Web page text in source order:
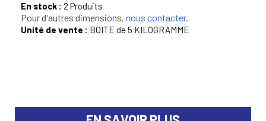
En stock : 2 Produits
Pour d'autres dimensions, nous contacter.
Unité de vente : BOITE de 5 KILOGRAMME